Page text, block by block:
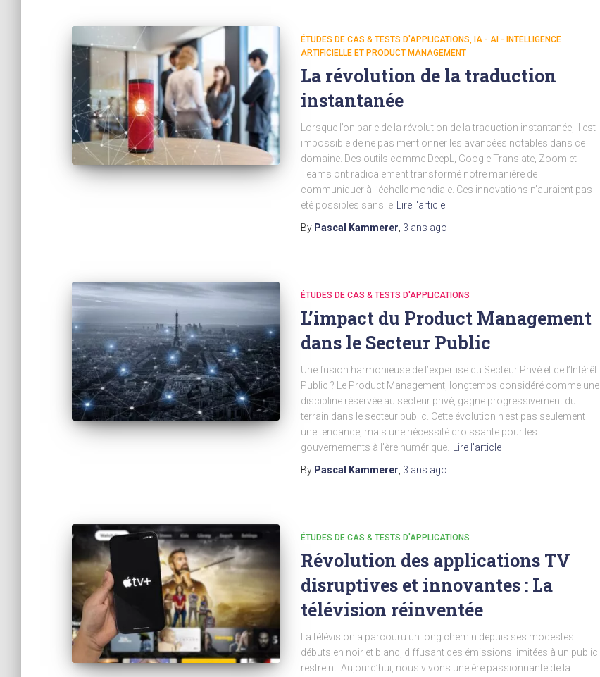
ÉTUDES DE CAS & TESTS D'APPLICATIONS
IA - AI - INTELLIGENCE
ARTIFICIELLE ET PRODUCT MANAGEMENT
La révolution de la traduction
instantanée
Lorsque l’on parle de la révolution de la traduction instantanée, il est
impossible de ne pas mentionner les avancées notables dans ce
domaine. Des outils comme DeepL, Google Translate, Zoom et
Teams ont radicalement transformé notre manière de
communiquer à l’échelle mondiale. Ces innovations n’auraient pas
été possibles sans le
Lire l'article
By Pascal Kammerer 3 ans ago
ÉTUDES DE CAS & TESTS D'APPLICATIONS
L’impact du Product Management
dans le Secteur Public
Une fusion harmonieuse de l’expertise du Secteur Privé et de l’Intérêt
Public ? Le Product Management, longtemps considéré comme une
discipline réservée au secteur privé, gagne progressivement du
terrain dans le secteur public. Cette évolution n’est pas seulement
une tendance, mais une nécessité croissante pour les
gouvernements à l’ère numérique.
Lire l'article
By Pascal Kammerer 3 ans ago
ÉTUDES DE CAS & TESTS D'APPLICATIONS
Révolution des applications TV
disruptives et innovantes : La
télévision réinventée
La télévision a parcouru un long chemin depuis ses modestes
débuts en noir et blanc, diffusant des émissions limitées à un public
restreint. Aujourd’hui, nous vivons une ère passionnante de la